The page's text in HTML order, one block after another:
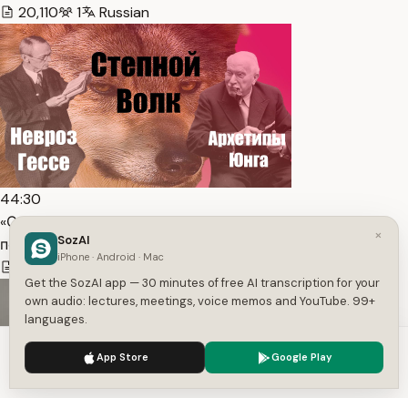
20,110
1 Russian
44:30
«Степной Волк»: пошаговый разбор с точки зрения
психоло… — Transcript
5,545
We use cookies to enhance your experience.
×
SozAI
iPhone · Android · Mac
Get the SozAI app — 30 minutes of free AI transcription for your
own audio: lectures, meetings, voice memos and YouTube. 99+
languages.
App Store Google Play